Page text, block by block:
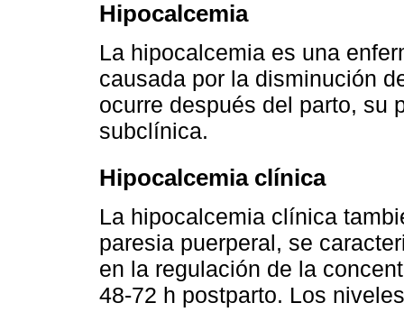
Hipocalcemia
La hipocalcemia es una
causada por la disminución
ocurre después del parto, su
subclínica.
Hipocalcemia clínica
La hipocalcemia clínica
paresia puerperal, se
en la regulación de la
48-72 h postparto. Los